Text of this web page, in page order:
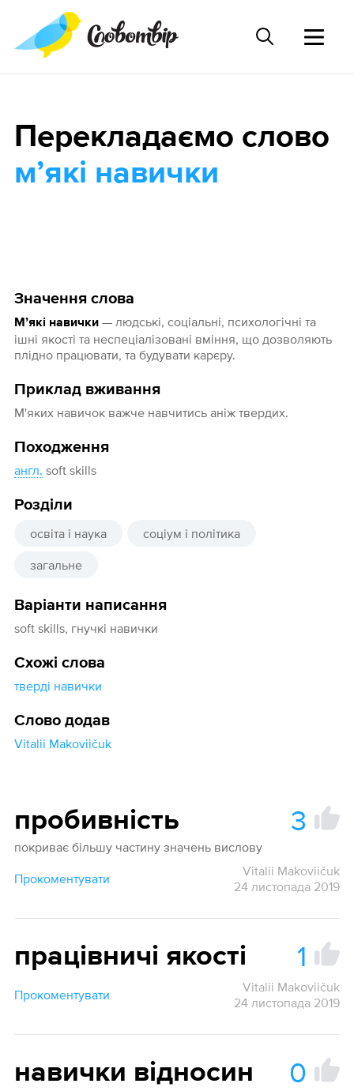
Значення слова
Мʼякі навички— людські, соціальні, психологічні та
ішні якості та неспеціалізовані вміння, що дозволяють
плідно працювати, та будувати карєру.
Приклад вживання
М'яких навичок важче навчитись аніж твердих.
Походження
англ. soft skills
Розділи
освіта і наука соціум і політика
загальне
Варіанти написання
soft skills, гнучкі навички
Схожі слова
тверді навички
Слово додав
Vitalii Makoviičuk
Перекладаємо слово
мʼякі навички
пробивність 3
покриває більшу частину значень вислову
Прокоментувати
Vitalii Makoviičuk
24 листопада 2019
працівничі якості 1
Прокоментувати
Vitalii Makoviičuk
24 листопада 2019
навички відносин 0